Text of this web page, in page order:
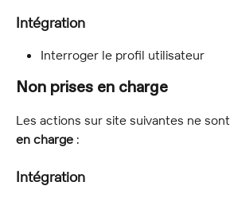
Intégration
Interroger le profil utilisateur
Non prises en charge
Les actions sur site suivantes ne sont
en charge :
Intégration